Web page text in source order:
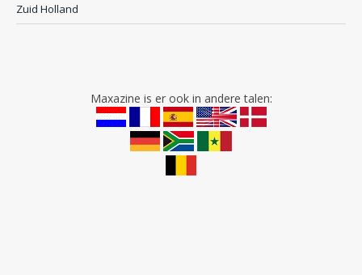
Zuid Holland
Maxazine is er ook in andere talen: